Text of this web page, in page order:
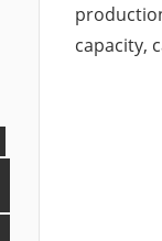
capacity,